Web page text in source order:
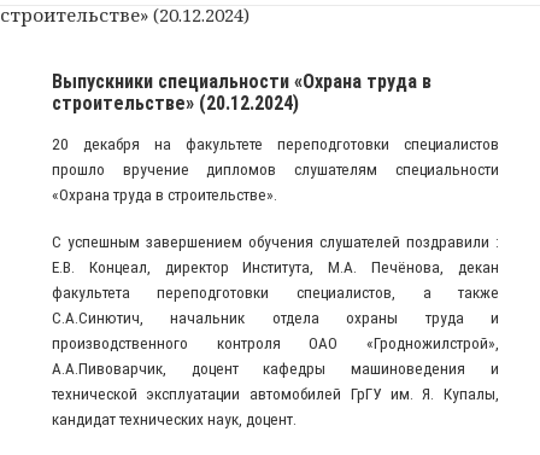
строительстве» (20.12.2024)
Выпускники специальности «Охрана труда в
строительстве» (20.12.2024)
20 декабря на факультете переподготовки специалистов
прошло вручение дипломов слушателям специальности
«Охрана труда в строительстве».
С успешным завершением обучения слушателей поздравили :
Е.В. Концеал, директор Института, М.А. Печёнова, декан
факультета переподготовки специалистов, а также
С.А.Синютич, начальник отдела охраны труда и
производственного контроля ОАО «Гродножилстрой»,
А.А.Пивоварчик, доцент кафедры машиноведения и
технической эксплуатации автомобилей ГрГУ им. Я. Купалы,
кандидат технических наук, доцент.